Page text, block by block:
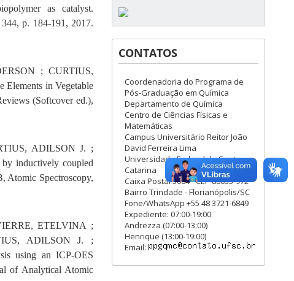
as catalyst.
p. 184-191, 2017.
; CURTIUS,
Elements in Vegetable
(Softcover ed.),
ADILSON J. ;
inductively coupled
Atomic Spectroscopy,
ETELVINA ;
ADILSON J. ;
using an ICP-OES
of Analytical Atomic
CONTATOS
Coordenadoria do Programa de
Pós-Graduação em Química
Departamento de Química
Centro de Ciências Físicas e
Matemáticas
Campus Universitário Reitor João
David Ferreira Lima
Universidade Federal de Santa
Catarina
Caixa Postal 5064 - CEP 88035-972
Bairro Trindade - Florianópolis/SC
Fone/WhatsApp +55 48 3721-6849
Expediente: 07:00-19:00
Andrezza (07:00-13:00)
Henrique (13:00-19:00)
Email: